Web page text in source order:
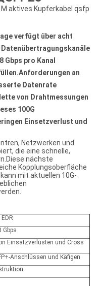
aktives Kupferkabel qsfp
verfügt über acht
Gbps pro Kanal
an
Datenrate
von Drahtmessungen
100G
Einsetzverlust und
Netzwerken und
die eine schnelle,
nächste
Kopplungsoberfläche
mit aktuellen 10G-
Gbps
Einsatzverlusten und Cross
Anschlüssen und Käfigen